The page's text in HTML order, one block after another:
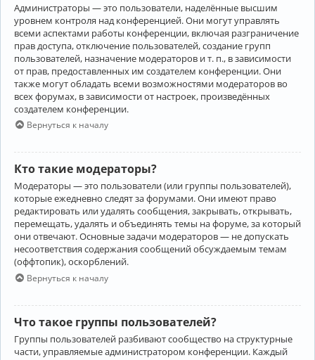
Администраторы — это пользователи, наделённые высшим
уровнем контроля над конференцией. Они могут управлять
всеми аспектами работы конференции, включая разграничение
прав доступа, отключение пользователей, создание групп
пользователей, назначение модераторов и т. п., в зависимости
от прав, предоставленных им создателем конференции. Они
также могут обладать всеми возможностями модераторов во
всех форумах, в зависимости от настроек, произведённых
создателем конференции.
Вернуться к началу
Кто такие модераторы?
Модераторы — это пользователи (или группы пользователей),
которые ежедневно следят за форумами. Они имеют право
редактировать или удалять сообщения, закрывать, открывать,
перемещать, удалять и объединять темы на форуме, за который
они отвечают. Основные задачи модераторов — не допускать
несоответствия содержания сообщений обсуждаемым темам
(оффтопик), оскорблений.
Вернуться к началу
Что такое группы пользователей?
Группы пользователей разбивают сообщество на структурные
части, управляемые администратором конференции. Каждый